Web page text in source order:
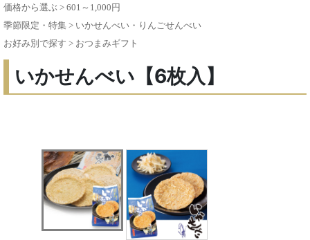
価格から選ぶ > 601～1,000円
季節限定・特集 > いかせんべい・りんごせんべい
お好み別で探す > おつまみギフト
いかせんべい【6枚入】